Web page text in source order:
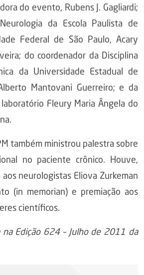
do evento, Rubens J. Gagliardi;
da Escola Paulista de
Federal de São Paulo, Acary
do coordenador da Disciplina
da Universidade Estadual de
Mantovani Guerreiro; e da
Fleury Maria Ângela do
também ministrou palestra sobre
no paciente crônico. Houve,
aos neurologistas Eliova Zurkeman
(in memorian) e premiação aos
científicos.
na Edição 624 – Julho de 2011 da